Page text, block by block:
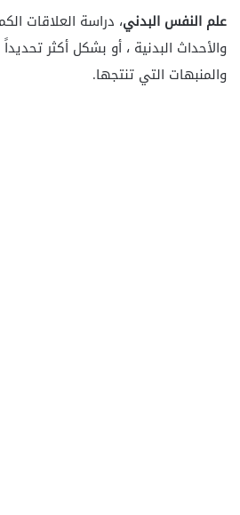
علم النفس البدني، دراسة العلاقات
والأحداث البدنية ، أو بشكل أكثر
والمنبهات التي تنتجها.